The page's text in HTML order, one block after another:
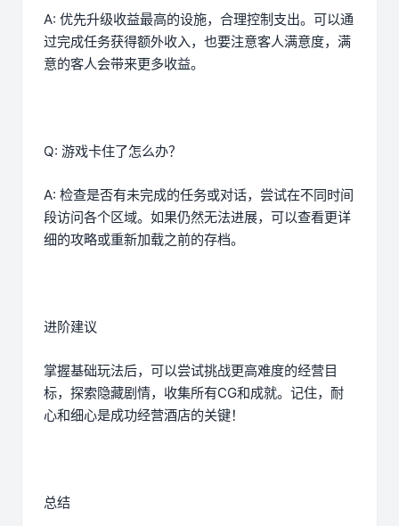
A: 优先升级收益最高的设施，合理控制支出。可以通
过完成任务获得额外收入，也要注意客人满意度，满
意的客人会带来更多收益。
Q: 游戏卡住了怎么办？
A: 检查是否有未完成的任务或对话，尝试在不同时间
段访问各个区域。如果仍然无法进展，可以查看更详
细的攻略或重新加载之前的存档。
进阶建议
掌握基础玩法后，可以尝试挑战更高难度的经营目
标，探索隐藏剧情，收集所有CG和成就。记住，耐
心和细心是成功经营酒店的关键！
总结